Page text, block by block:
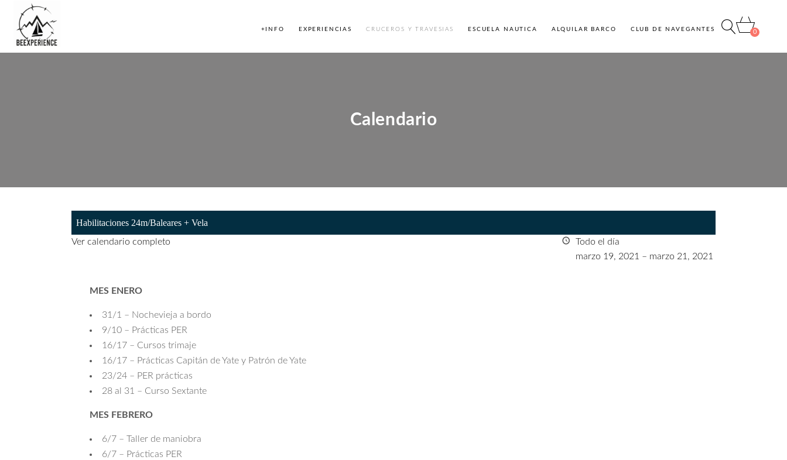
+INFO EXPERIENCIAS CRUCEROS Y TRAVESIAS ESCUELA NAUTICA ALQUILAR BARCO CLUB DE NAVEGANTES 0
Calendario
Habilitaciones 24m/Baleares + Vela
Todo el día
marzo 19, 2021 – marzo 21, 2021
Ver calendario completo
MES ENERO
31/1 – Nochevieja a bordo
9/10 – Prácticas PER
16/17 – Cursos trimaje
16/17 – Prácticas Capitán de Yate y Patrón de Yate
23/24 – PER prácticas
28 al 31 – Curso Sextante
MES FEBRERO
6/7 – Taller de maniobra
6/7 – Prácticas PER